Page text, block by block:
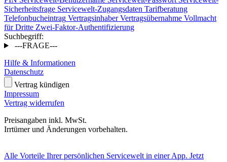
Sicherheitsfrage Servicewelt-Zugangsdaten Tarifberatung
Telefonbucheintrag VertragsinhaberVertragsübernahme Vollmacht
für Dritte Zwei-Faktor-Authentifizierung
Suchbegriff:
---FRAGE---
Hilfe & Informationen
Datenschutz
Vertrag kündigen
Impressum
Vertrag widerrufen
Preisangaben inkl. MwSt.
Irrtümer und Änderungen vorbehalten.
Alle Vorteile Ihrer persönlichen Servicewelt in einer App. Jetzt